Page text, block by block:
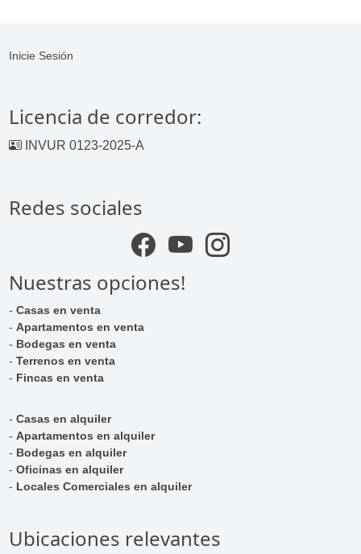
Inicie Sesión
Licencia de corredor:
INVUR 0123-2025-A
Redes sociales
Nuestras opciones!
-Casas en venta
-Apartamentos en venta
- Bodegas en venta
-Terrenos en venta
- Fincas en venta
-Casas en alquiler
-Apartamentos en alquiler
- Bodegas en alquiler
-Oficinas en alquiler
- Locales Comerciales en alquiler
Ubicaciones relevantes